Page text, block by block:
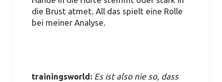
die Brust atmet. All das spielt eine Rolle
bei meiner Analyse.
trainingsworld: Es ist also nie so, dass